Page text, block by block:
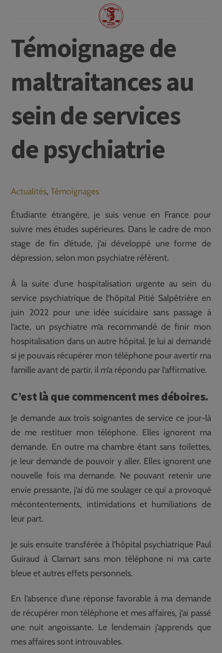
Témoignage de
maltraitances au
sein de services
de psychiatrie
Actualités,Témoignages
Étudiante étrangère, je suis venue en France pour
suivre mes études supérieures. Dans le cadre de mon
stage de fin d’étude, j’ai développé une forme de
dépression, selon mon psychiatre référent.
À la suite d’une hospitalisation urgente au sein du
service psychiatrique de l’hôpital Pitié Salpêtrière en
juin 2022 pour une idée suicidaire sans passage à
l’acte, un psychiatre m’a recommandé de finir mon
hospitalisation dans un autre hôpital. Je lui ai demandé
si je pouvais récupérer mon téléphone pour avertir ma
famille avant de partir, il m’a répondu par l’affirmative.
C’est là que commencent mes déboires.
Je demande aux trois soignantes de service ce jour-là
de me restituer mon téléphone. Elles ignorent ma
demande. En outre ma chambre étant sans toilettes,
je leur demande de pouvoir y aller. Elles ignorent une
nouvelle fois ma demande. Ne pouvant retenir une
envie pressante, j’ai dû me soulager ce qui a provoqué
mécontentements, intimidations et humiliations de
leur part.
Je suis ensuite transférée à l’hôpital psychiatrique Paul
Guiraud à Clamart sans mon téléphone ni ma carte
bleue et autres effets personnels.
En l’absence d’une réponse favorable à ma demande
de récupérer mon téléphone et mes affaires, j’ai passé
une nuit angoissante. Le lendemain j’apprends que
mes affaires sont introuvables.